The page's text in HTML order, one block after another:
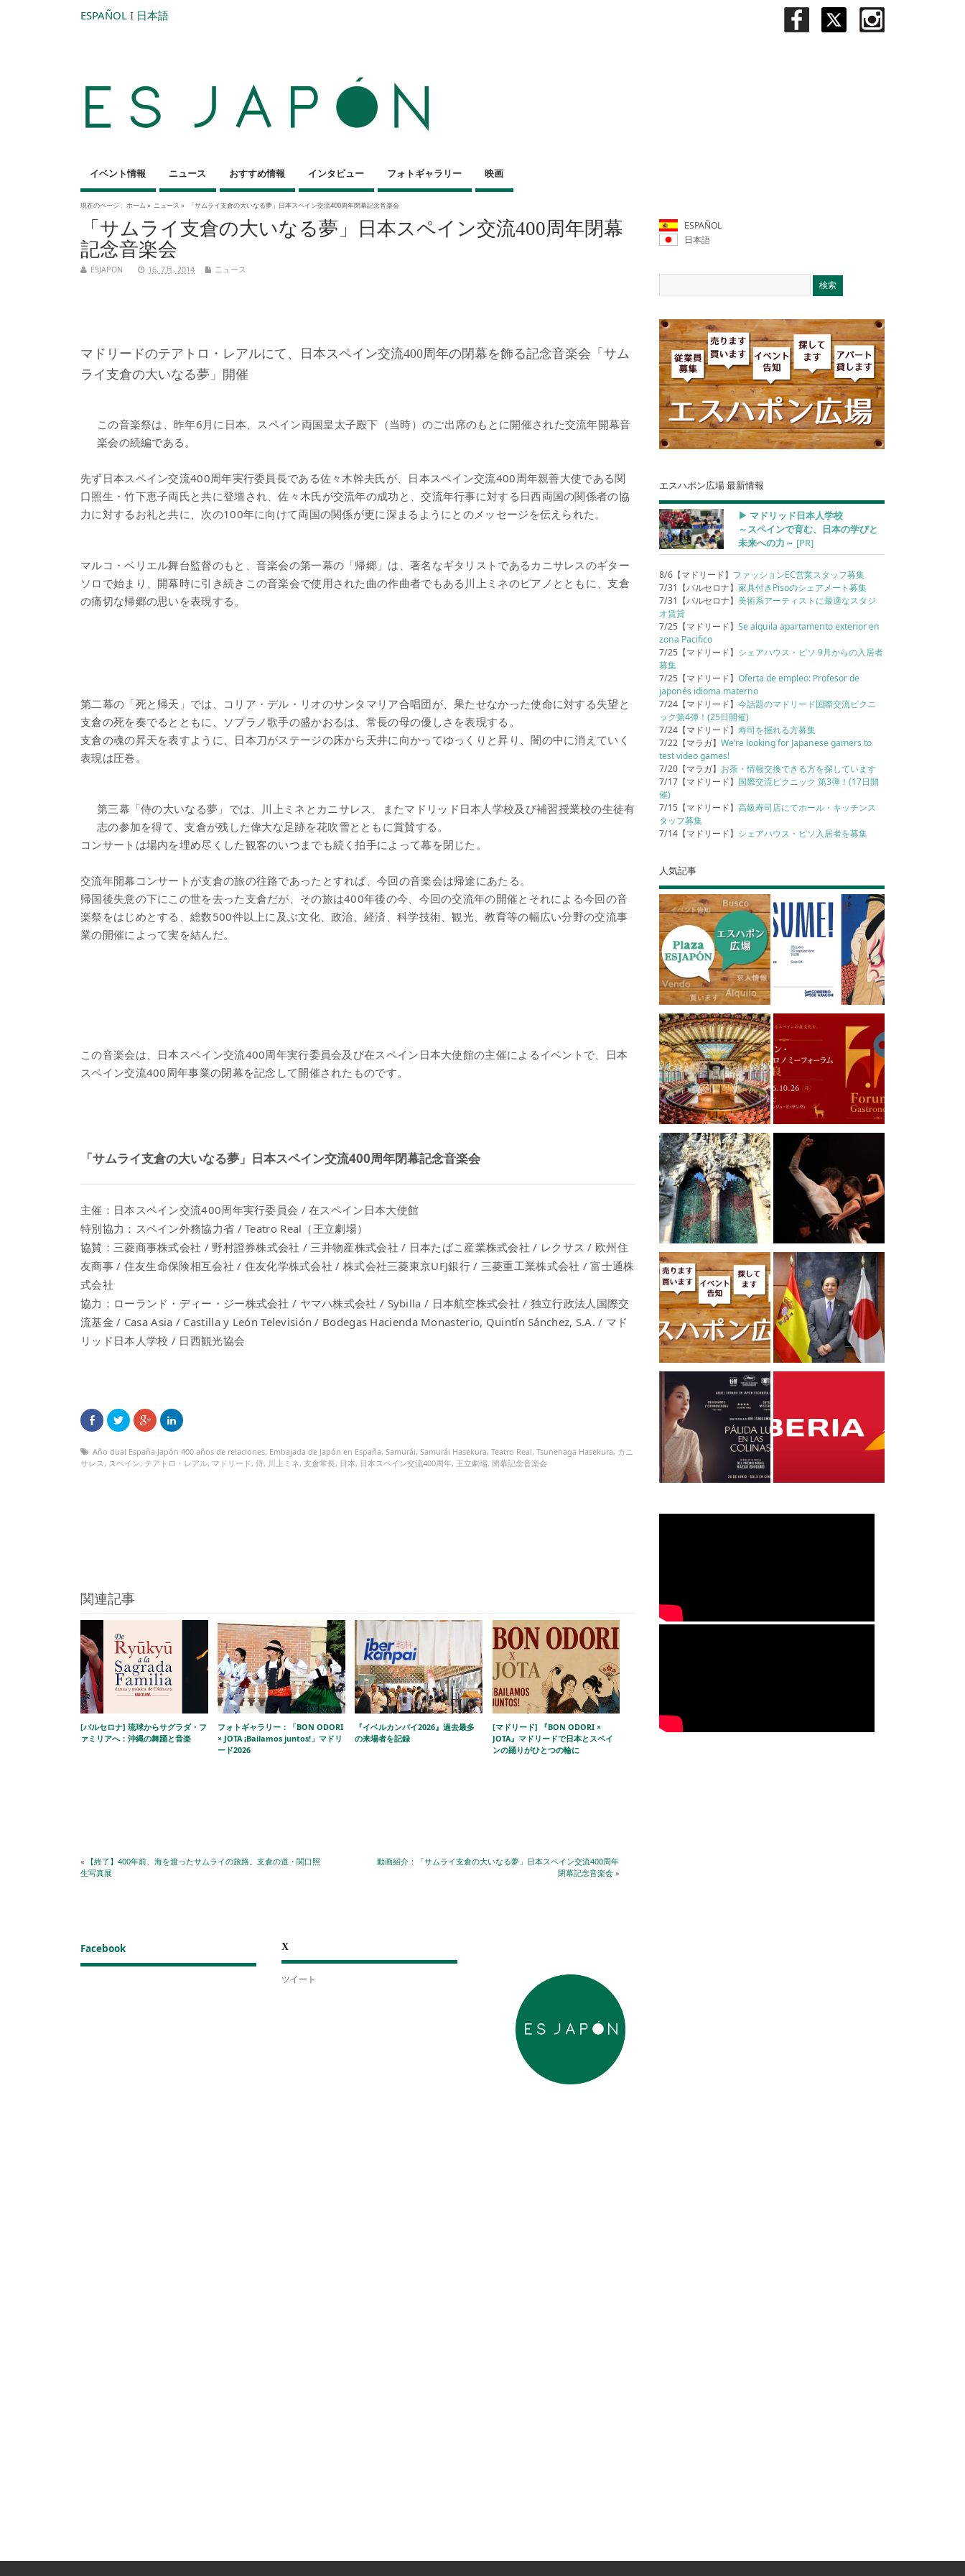
ESPAÑOL I 日本語
イベント情報 ニュース おすすめ情報 インタビュー フォトギャラリー 映画
現在のページ : ホーム » ニュース » 「サムライ支倉の大いなる夢」日本スペイン交流400周年閉幕記念音楽会
「サムライ支倉の大いなる夢」日本スペイン交流400周年閉幕
記念音楽会
ESJAPON 16, 7月, 2014 ニュース
マドリードのテアトロ・レアルにて、日本スペイン交流400周年の閉幕を飾る記念音楽会「サム
ライ支倉の大いなる夢」開催
この音楽祭は、昨年6月に日本、スペイン両国皇太子殿下（当時）のご出席のもとに開催された交流年開幕音
楽会の続編である。
先ず日本スペイン交流400周年実行委員長である佐々木幹夫氏が、日本スペイン交流400周年親善大使である関
口照生・竹下恵子両氏と共に登壇され、佐々木氏が交流年の成功と、交流年行事に対する日西両国の関係者の協
力に対するお礼と共に、次の100年に向けて両国の関係が更に深まるようにとのメッセージを伝えられた。
マルコ・ベリエル舞台監督のもと、音楽会の第一幕の「帰郷」は、著名なギタリストであるカニサレスのギター
ソロで始まり、開幕時に引き続きこの音楽会で使用された曲の作曲者でもある川上ミネのピアノとともに、支倉
の痛切な帰郷の思いを表現する。
第二幕の「死と帰天」では、コリア・デル・リオのサンタマリア合唱団が、果たせなかった使命に対する失望と
支倉の死を奏でるとともに、ソプラノ歌手の盛かおるは、常長の母の優しさを表現する。
支倉の魂の昇天を表すように、日本刀がステージの床から天井に向かってゆっくりと昇り、闇の中に消えていく
表現は圧巻。
第三幕「侍の大いなる夢」では、川上ミネとカニサレス、またマドリッド日本人学校及び補習授業校の生徒有
志の参加を得て、支倉が残した偉大な足跡を花吹雪とともに賞賛する。
コンサートは場内を埋め尽くした観客のいつまでも続く拍手によって幕を閉じた。
交流年開幕コンサートが支倉の旅の往路であったとすれば、今回の音楽会は帰途にあたる。
帰国後失意の下にこの世を去った支倉だが、その旅は400年後の今、今回の交流年の開催とそれによる今回の音
楽祭をはじめとする、総数500件以上に及ぶ文化、政治、経済、科学技術、観光、教育等の幅広い分野の交流事
業の開催によって実を結んだ。
この音楽会は、日本スペイン交流400周年実行委員会及び在スペイン日本大使館の主催によるイベントで、日本
スペイン交流400周年事業の閉幕を記念して開催されたものです。
「サムライ支倉の大いなる夢」日本スペイン交流400周年閉幕記念音楽会
主催：日本スペイン交流400周年実行委員会 / 在スペイン日本大使館
特別協力：スペイン外務協力省 / Teatro Real（王立劇場）
協賛：三菱商事株式会社 / 野村證券株式会社 / 三井物産株式会社 / 日本たばこ産業株式会社 / レクサス / 欧州住
友商事 / 住友生命保険相互会社 / 住友化学株式会社 / 株式会社三菱東京UFJ銀行 / 三菱重工業株式会社 / 富士通株
式会社
協力：ローランド・ディー・ジー株式会社 / ヤマハ株式会社 / Sybilla / 日本航空株式会社 / 独立行政法人国際交
流基金 / Casa Asia / Castilla y León Televisión / Bodegas Hacienda Monasterio, Quintín Sánchez, S.A. / マド
リッド日本人学校 / 日西観光協会
Año dual España-Japón 400 años de relaciones, Embajada de Japón en España, Samurái, Samurái Hasekura, Teatro Real, Tsunenaga Hasekura, カニ
サレス, スペイン, テアトロ・レアル, マドリード, 侍, 川上ミネ, 支倉常長, 日本, 日本スペイン交流400周年, 王立劇場, 閉幕記念音楽会
関連記事
[バルセロナ] 琉球からサグラダ・フ
ァミリアへ：沖縄の舞踊と音楽
フォトギャラリー：「BON ODORI
× JOTA ¡Bailamos juntos!」マドリ
ード2026
『イベルカンパイ2026』過去最多
の来場者を記録
[マドリード] 『BON ODORI ×
JOTA』マドリードで日本とスペイ
ンの踊りがひとつの輪に
« 【終了】400年前、海を渡ったサムライの旅路。支倉の道・関口照
生写真展
動画紹介：「サムライ支倉の大いなる夢」日本スペイン交流400周年
閉幕記念音楽会»
ESPAÑOL
日本語
エスハポン広場 最新情報
▶︎ マドリッド日本人学校
～スペインで育む、日本の学びと
未来への力～ [PR]
8/6【マドリード】 ファッションEC営業スタッフ募集
7/31【バルセロナ】家具付きPisoのシェアメート募集
7/31【バルセロナ】美術系アーティストに最適なスタジ
オ賃貸
7/25【マドリード】Se alquila apartamento exterior en
zona Pacifico
7/25【マドリード】 シェアハウス・ピソ 9月からの入居者
募集
7/25【マドリード】Oferta de empleo: Profesor de
japonés idioma materno
7/24【マドリード】今話題のマドリード国際交流ピクニ
ック第4弾！(25日開催)
7/24【マドリード】寿司を握れる方募集
7/22【マラガ】We’re looking for Japanese gamers to
test video games!
7/20【マラガ】 お茶・情報交換できる方を探しています
7/17【マドリード】 国際交流ピクニック 第3弾！(17日開
催)
7/15【マドリード】高級寿司店にてホール・キッチンス
タッフ募集
7/14【マドリード】 シェアハウス・ピソ入居者を募集
人気記事
Facebook X
ツイート